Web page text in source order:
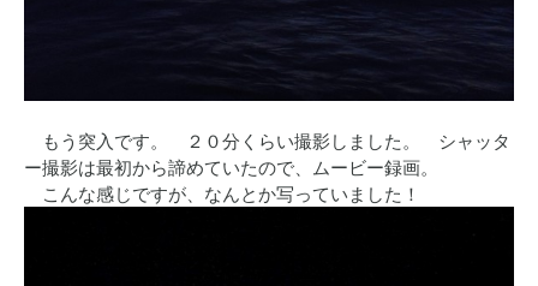
もう突入です。 ２０分くらい撮影しました。 シャッタ
ー撮影は最初から諦めていたので、ムービー録画。
こんな感じですが、なんとか写っていました！